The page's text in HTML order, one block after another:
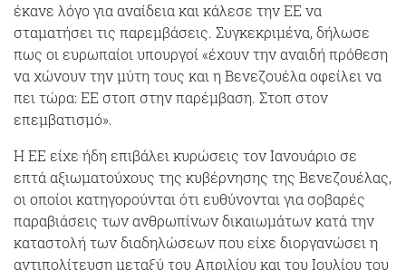
έκανε λόγο για αναίδεια και κάλεσε την ΕΕ να
σταματήσει τις παρεμβάσεις. Συγκεκριμένα, δήλωσε
πως οι ευρωπαίοι υπουργοί «έχουν την αναιδή πρόθεση
να χώνουν την μύτη τους και η Βενεζουέλα οφείλει να
πει τώρα: ΕΕ στοπ στην παρέμβαση. Στοπ στον
επεμβατισμό».
Η ΕΕ είχε ήδη επιβάλει κυρώσεις τον Ιανουάριο σε
επτά αξιωματούχους της κυβέρνησης της Βενεζουέλας,
οι οποίοι κατηγορούνται ότι ευθύνονται για σοβαρές
παραβιάσεις των ανθρωπίνων δικαιωμάτων κατά την
καταστολή των διαδηλώσεων που είχε διοργανώσει η
αντιπολίτευση μεταξύ του Απριλίου και του Ιουλίου του